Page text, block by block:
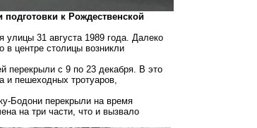
подготовки к Рождественской
улицы 31 августа 1989 года. Далеко
в центре столицы возникли
перекрыли с 9 по 23 декабря. В это
и пешеходных тротуаров,
Бодони перекрыли на время
на три части, что и вызвало